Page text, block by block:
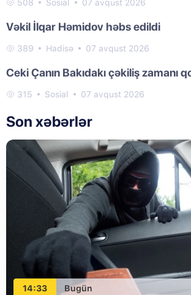
508 Sosial 07 avqust 2026
Vəkil İlqar Həmidov həbs edildi
389 Hadisə 07 avqust 2026
Ceki Çanın Bakıdakı çəkiliş zamanı
315 Sosial 07 avqust 2026
Son xəbərlər
14:33 Bugün